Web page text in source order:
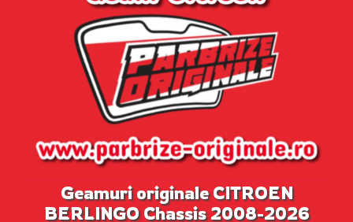
Geamuri originale CITROEN
BERLINGO Chassis 2008-2026